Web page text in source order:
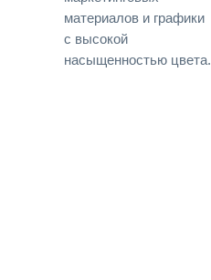
материалов и графики
с высокой
насыщенностью цвета.